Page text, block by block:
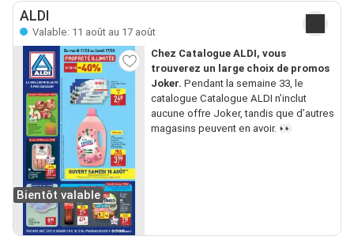
ALDI
Valable: 11 août au 17 août
Bientôt valable
Chez Catalogue ALDI, vous
trouverez un large choix de promos
Joker. Pendant la semaine 33, le
catalogue Catalogue ALDI n’inclut
aucune offre Joker, tandis que d’autres
magasins peuvent en avoir. 👀